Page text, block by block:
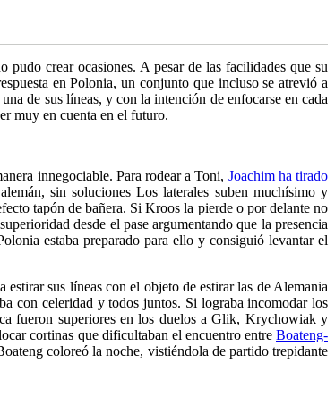
pudo crear ocasiones. A pesar de las facilidades que su
en Polonia, un conjunto que incluso se atrevió a
de sus líneas, y con la intención de enfocarse en cada
muy en cuenta en el futuro.
innegociable. Para rodear a Toni, Joachim ha tirado
sin soluciones Los laterales suben muchísimo y
tapón de bañera. Si Kroos la pierde o por delante no
desde el pase argumentando que la presencia
estaba preparado para ello y consiguió levantar el
sus líneas con el objeto de estirar las de Alemania
con celeridad y todos juntos. Si lograba incomodar los
fueron superiores en los duelos a Glik, Krychowiak y
cortinas que dificultaban el encuentro entre Boateng-
coloreó la noche, vistiéndola de partido trepidante